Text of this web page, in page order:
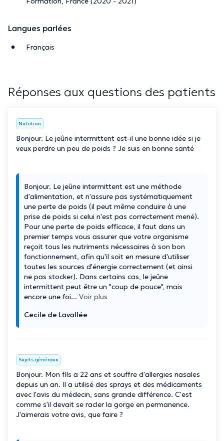
Langues parlées
Français
Réponses aux questions des patients
Nutrition
Bonjour. Le jeûne intermittent est-il une bonne idée si je
veux perdre un peu de poids ? Je suis en bonne santé
Bonjour. Le jeûne intermittent est une méthode
d'alimentation, et n'assure pas systématiquement
une perte de poids (il peut même conduire à une
prise de poids si celui n'est pas correctement mené).
Pour une perte de poids efficace, il faut dans un
premier temps vous assurer que votre organisme
reçoit tous les nutriments nécessaires à son bon
fonctionnement, afin qu'il soit en mesure d'utiliser
toutes les sources d'énergie correctement (et ainsi
ne pas stocker). Dans certains cas, le jeûne
intermittent peut être un "coup de pouce", mais
encore une foi... Voir plus
Cecile de Lavallée
Sujets généraux
Bonjour. Mon fils a 22 ans et souffre d'allergies nasales
depuis un an. Il a utilisé des sprays et des médicaments
avec l'avis du médecin, sans grande différence. C'est
comme s'il devait se racler la gorge en permanence.
J'aimerais votre avis, que faire ?